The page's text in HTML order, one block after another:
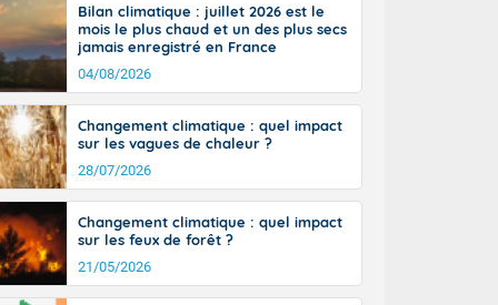
jusque
la Corse.
Pyrénées,
marge de
de la
En soirée,
sur
22 à 24,
sur le
hors côtes
38 ou 39
Bilan climatique : juillet 2026 est le
mois le plus chaud et un des plus secs
jamais enregistré en France
04/08/2026
Changement climatique : quel impact
sur les vagues de chaleur ?
28/07/2026
Changement climatique : quel impact
sur les feux de forêt ?
21/05/2026